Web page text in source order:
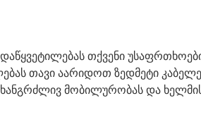
თქვენი
თავი აარიდოთ ზედმეტი
მობილურობას და